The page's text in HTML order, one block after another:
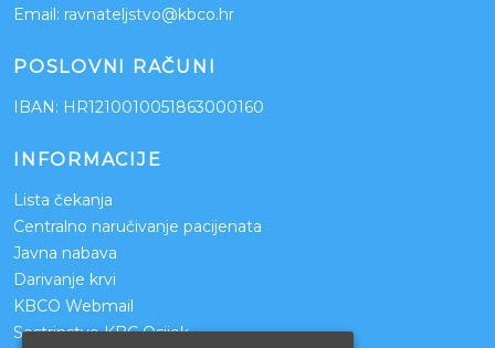
Email: ravnateljstvo@kbco.hr
POSLOVNI RAČUNI
IBAN: HR1210010051863000160
INFORMACIJE
Lista čekanja
Centralno naručivanje pacijenata
Javna nabava
Darivanje krvi
KBCO Webmail
Sestrinstvo KBC Osijek